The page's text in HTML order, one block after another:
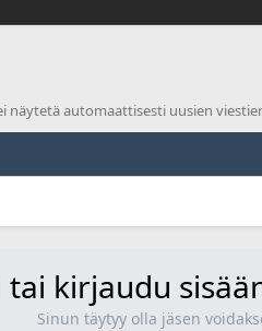
näytetä automaattisesti uusien
tai kirjaudu
Sinun täytyy olla jäsen